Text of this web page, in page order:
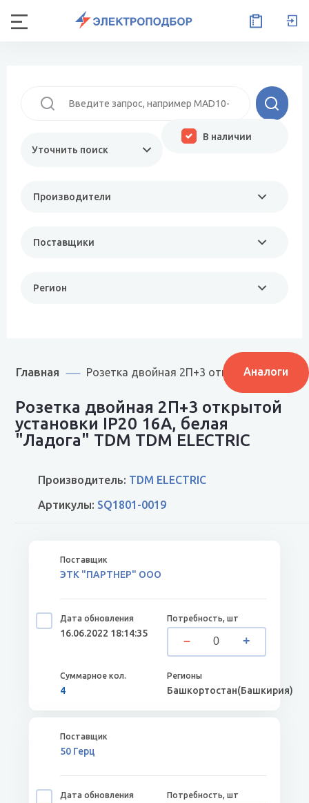
Уточнить поиск
Производители
Поставщики
Регион
В наличии
Главная Розетка двойная 2П+3 открытойАналоги
Розетка двойная 2П+3 открытой
установки IP20 16А, белая
"Ладога" TDM TDM ELECTRIC
Производитель: TDM ELECTRIC
Артикулы: SQ1801-0019
ЭТК "ПАРТНЕР" ООО
16.06.2022 18:14:35
4 Башкортостан(Башкирия)
50 Герц